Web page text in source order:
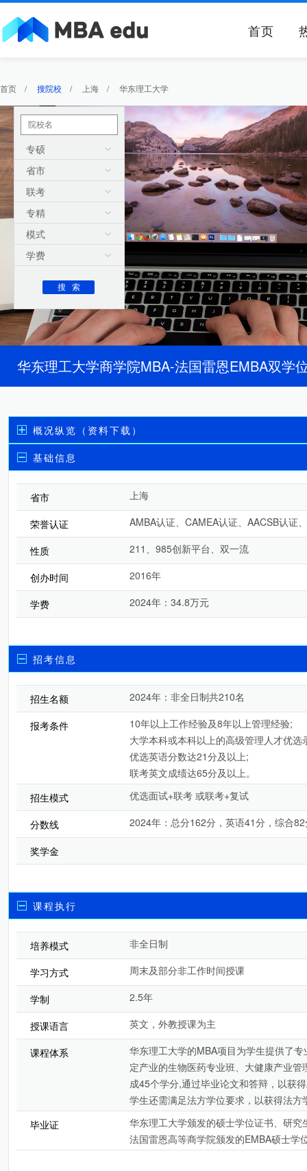
首页
首页 / 搜院校 / 上海 / 华东理工大学
华东理工大学商学院MBA-法国雷恩EMBA双学
概况纵览（资料下载）
基础信息
省市 上海
荣誉认证 AMBA认证、CAMEA认证、AACSB认证
性质 211、985创新平台、双一流
创办时间 2016年
学费 2024年：34.8万元
招考信息
招生名额 2024年：非全日制共210名
报考条件
10年以上工作经验及8年以上管理经验;
大学本科或本科以上的高级管理人才优选
优选英语分数达21分及以上;
联考英文成绩达65分及以上。
招生模式
优选面试+联考 或联考+复试
分数线 2024年：总分162分，英语41分，综合
奖学金
课程执行
培养模式 非全日制
学习方式 周末及部分非工作时间授课
学制 2.5年
授课语言 英文，外教授课为主
课程体系
华东理工大学的MBA项目为学生提供了
定产业的生物医药专业班、大健康产业
成45个学分,通过毕业论文和答辩，以获
学生还需满足法方学位要求，以获得法
毕业证
华东理工大学颁发的硕士学位证书、研究
法国雷恩高等商学院颁发的EMBA硕士学
专硕
省市
联考
专精
模式
学费